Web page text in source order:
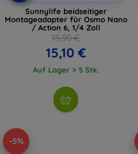
Sunnylife beidseitiger
Montageadapter für Osmo Nano
/ Action 6, 1/4 Zoll
15,90 €
15,10 €
Auf Lager > 5 Stk.
-5%